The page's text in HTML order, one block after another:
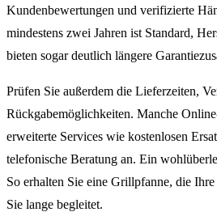
Kundenbewertungen und verifizierte
mindestens zwei Jahren ist Standard,
bieten sogar deutlich längere
Prüfen Sie außerdem die Lieferzeiten,
Rückgabemöglichkeiten. Manche
erweiterte Services wie kostenlosen
telefonische Beratung an. Ein
So erhalten Sie eine Grillpfanne, die
Sie lange begleitet.